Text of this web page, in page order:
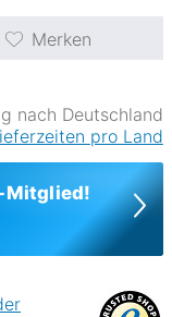
Merken
nach Deutschland
pro Land
Mitglied!